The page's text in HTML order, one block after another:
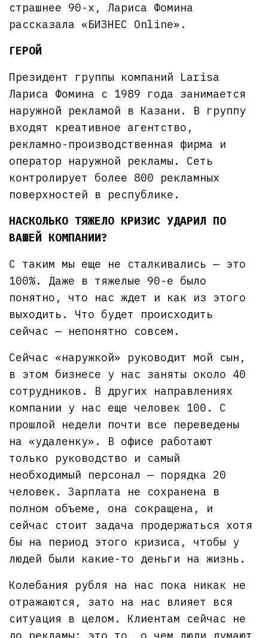
страшнее 90-х, Лариса Фомина
рассказала «БИЗНЕС Online».
ГЕРОЙ
Президент группы компаний Larisa
Лариса Фомина с 1989 года занимается
наружной рекламой в Казани. В группу
входят креативное агентство,
рекламно-производственная фирма и
оператор наружной рекламы. Сеть
контролирует более 800 рекламных
поверхностей в республике.
НАСКОЛЬКО ТЯЖЕЛО КРИЗИС УДАРИЛ ПО
ВАШЕЙ КОМПАНИИ?
С таким мы еще не сталкивались — это
100%. Даже в тяжелые 90-е было
понятно, что нас ждет и как из этого
выходить. Что будет происходить
сейчас — непонятно совсем.
Сейчас «наружкой» руководит мой сын,
в этом бизнесе у нас заняты около 40
сотрудников. В других направлениях
компании у нас еще человек 100. С
прошлой недели почти все переведены
на «удаленку». В офисе работают
только руководство и самый
необходимый персонал — порядка 20
человек. Зарплата не сохранена в
полном объеме, она сокращена, и
сейчас стоит задача продержаться хотя
бы на период этого кризиса, чтобы у
людей были какие-то деньги на жизнь.
Колебания рубля на нас пока никак не
отражаются, зато на нас влияет вся
ситуация в целом. Клиентам сейчас не